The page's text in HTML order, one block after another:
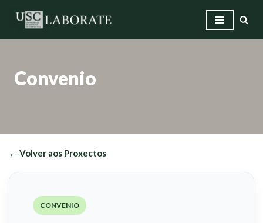
Saltar
Convenio
← Volver aos Proxectos
CONVENIO